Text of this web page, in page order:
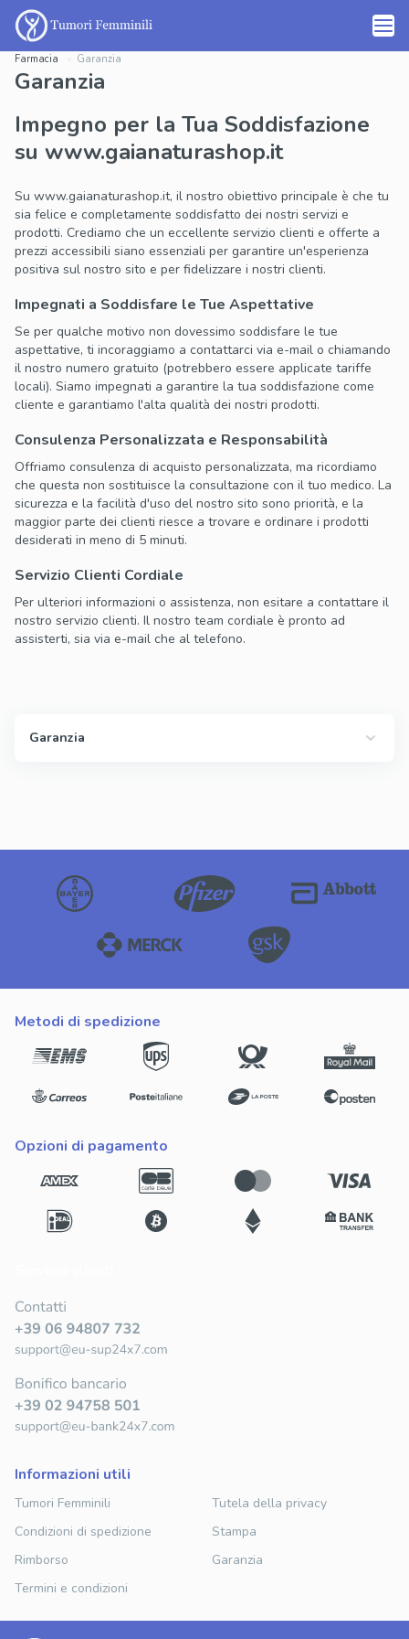
Farmacia Garanzia
Garanzia
Impegno per la Tua Soddisfazione
su www.gaianaturashop.it
Su www.gaianaturashop.it, il nostro obiettivo principale è che tu
sia felice e completamente soddisfatto dei nostri servizi e
prodotti. Crediamo che un eccellente servizio clienti e offerte a
prezzi accessibili siano essenziali per garantire un'esperienza
positiva sul nostro sito e per fidelizzare i nostri clienti.
Impegnati a Soddisfare le Tue Aspettative
Se per qualche motivo non dovessimo soddisfare le tue
aspettative, ti incoraggiamo a contattarci via e-mail o chiamando
il nostro numero gratuito (potrebbero essere applicate tariffe
locali). Siamo impegnati a garantire la tua soddisfazione come
cliente e garantiamo l'alta qualità dei nostri prodotti.
Consulenza Personalizzata e Responsabilità
Offriamo consulenza di acquisto personalizzata, ma ricordiamo
che questa non sostituisce la consultazione con il tuo medico. La
sicurezza e la facilità d'uso del nostro sito sono priorità, e la
maggior parte dei clienti riesce a trovare e ordinare i prodotti
desiderati in meno di 5 minuti.
Servizio Clienti Cordiale
Per ulteriori informazioni o assistenza, non esitare a contattare il
nostro servizio clienti. Il nostro team cordiale è pronto ad
assisterti, sia via e-mail che al telefono.
Garanzia
metodi di spedizione
opzioni di pagamento
informazioni utili
Tumori Femminili
Condizioni di spedizione
Rimborso
Termini e condizioni
Tutela della privacy
Stampa
Garanzia